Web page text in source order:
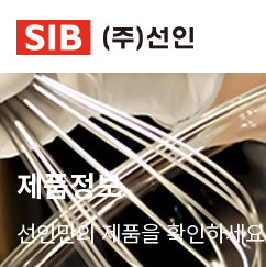
제품정보
선인만의 제품을 확인하세요